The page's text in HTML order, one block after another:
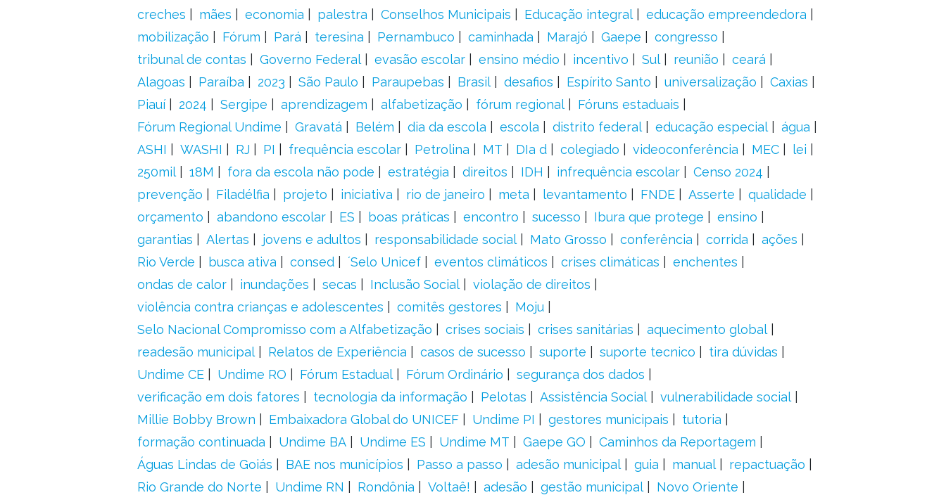
creches
mães economia palestra Conselhos Municipais Educação integral
educação empreendedora
mobilização
Fórum Pará teresina Pernambuco caminhada Marajó Gaepe
congresso
tribunal de contas
Governo Federal evasão escolar ensino médio incentivo Sul reunião
ceará
Alagoas
Paraíba 2023 São Paulo Paraupebas Brasil desafios Espírito Santo universalização
Caxias
Piauí
2024 Sergipe aprendizagem alfabetização fórum regional
Fóruns estaduais
Fórum Regional Undime
Gravatá Belém dia da escola escola distrito federal educação especial
água
ASHI
WASHI RJ PI frequência escolar Petrolina MT DIa d colegiado videoconferência MEC
lei
250mil
18M fora da escola não pode estratégia direitos IDH infrequência escolar
Censo 2024
prevenção
Filadélfia projeto iniciativa rio de janeiro meta levantamento FNDE Asserte
qualidade
orçamento
abandono escolar ES boas práticas encontro sucesso Ibura que protege
ensino
garantias
Alertas jovens e adultos responsabilidade social Mato Grosso conferência corrida
ações
Rio Verde
busca ativa consed ´Selo Unicef eventos climáticos crises climáticas
enchentes
ondas de calor
inundações secas Inclusão Social
violação de direitos
violência contra crianças e adolescentes
comitês gestores
Moju
Selo Nacional Compromisso com a Alfabetização
crises sociais crises sanitárias
aquecimento global
readesão municipal
Relatos de Experiência casos de sucesso suporte suporte tecnico
tira dúvidas
Undime CE
Undime RO Fórum Estadual Fórum Ordinário
segurança dos dados
verificação em dois fatores
tecnologia da informação Pelotas Assistência Social
vulnerabilidade social
Millie Bobby Brown
Embaixadora Global do UNICEF Undime PI gestores municipais
tutoria
formação continuada
Undime BA Undime ES Undime MT Gaepe GO
Caminhos da Reportagem
Águas Lindas de Goiás
BAE nos municípios Passo a passo adesão municipal guia manual
repactuação
Rio Grande do Norte
Undime RN Rondônia Voltaê! adesão gestão municipal Novo Oriente